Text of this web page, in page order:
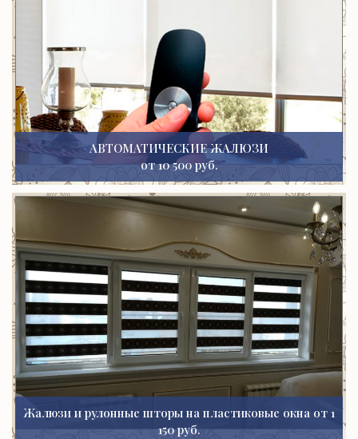
АВТОМАТИЧЕСКИЕ ЖАЛЮЗИ
от 10 500 руб.
Жалюзи и рулонные шторы на пластиковые окна от 1
150 руб.